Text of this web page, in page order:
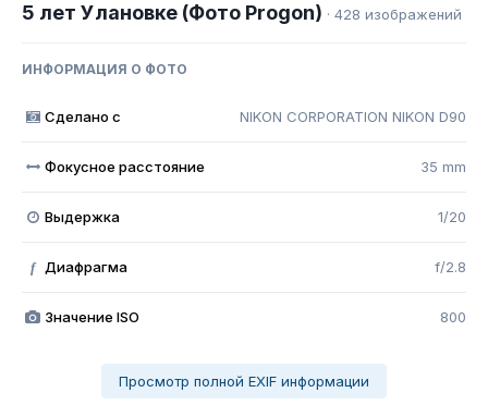
5 лет Улановке (Фото Progon) · 428 изображений
ИНФОРМАЦИЯ О ФОТО
Сделано с NIKON CORPORATION NIKON D90
Фокусное расстояние 35 mm
Выдержка 1/20
f Диафрагма f/2.8
Значение ISO 800
Просмотр полной EXIF информации